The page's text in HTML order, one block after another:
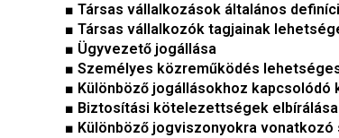
■ Társas vállalkozások általános
■ Társas vállalkozók tagjainak
■ Ügyvezető jogállása
■ Személyes közreműködés
■ Különböző jogállásokhoz
■ Biztosítási kötelezettségek elbírálása
■ Különböző jogviszonyokra